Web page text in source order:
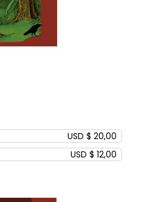
USD $ 20,00
USD $ 12,00